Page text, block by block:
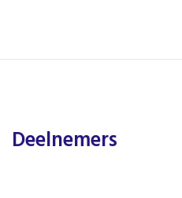
Deelnemers